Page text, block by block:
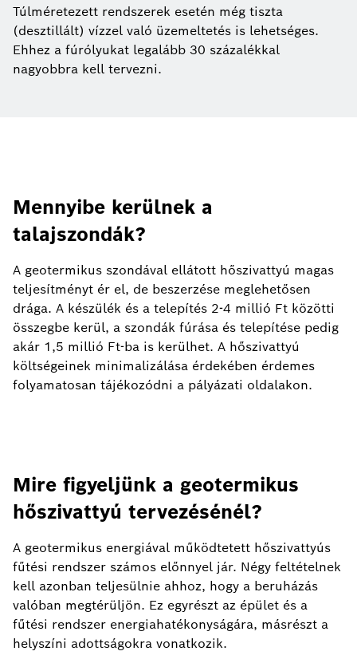
Túlméretezett rendszerek esetén még tiszta
(desztillált) vízzel való üzemeltetés is lehetséges.
Ehhez a fúrólyukat legalább 30 százalékkal
nagyobbra kell tervezni.
Mennyibe kerülnek a
talajszondák?
A geotermikus szondával ellátott hőszivattyú magas
teljesítményt ér el, de beszerzése meglehetősen
drága. A készülék és a telepítés 2-4 millió Ft közötti
összegbe kerül, a szondák fúrása és telepítése pedig
akár 1,5 millió Ft-ba is kerülhet. A hőszivattyú
költségeinek minimalizálása érdekében érdemes
folyamatosan tájékozódni a pályázati oldalakon.
Mire figyeljünk a geotermikus
hőszivattyú tervezésénél?
A geotermikus energiával működtetett hőszivattyús
fűtési rendszer számos előnnyel jár. Négy feltételnek
kell azonban teljesülnie ahhoz, hogy a beruházás
valóban megtérüljön. Ez egyrészt az épület és a
fűtési rendszer energiahatékonyságára, másrészt a
helyszíni adottságokra vonatkozik.